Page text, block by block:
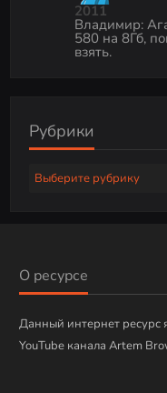
2011
Владимир:
580 на 8Гб,
взять.
Рубрики
Р
к
О ресурсе
Данный интернет ресурс
YouTube канала Artem